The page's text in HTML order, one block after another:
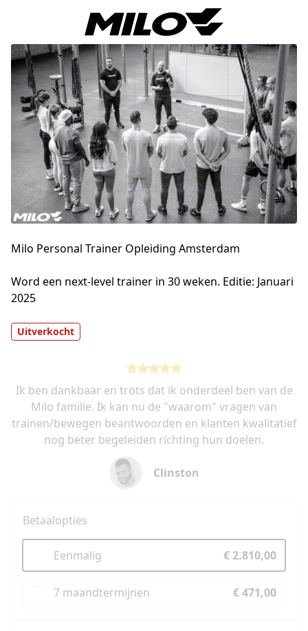
Milo Personal Trainer Opleiding Amsterdam
Word een next-level trainer in 30 weken. Editie: Januari
2025
Uitverkocht
Ik ben dankbaar en trots dat ik onderdeel ben van de
Milo familie. Ik kan nu de "waarom" vragen van
trainen/bewegen beantwoorden en klanten kwalitatief
nog beter begeleiden richting hun doelen.
Clinston
Betaalopties
Eenmalig € 2.810,00
7 maandtermijnen € 471,00